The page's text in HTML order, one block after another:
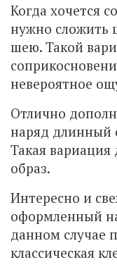
Когда хочется
нужно сложить
шею. Такой
невероятное
Отлично
наряд длинный
Такая
образ.
Интересно и
оформленный
данном случае
классическая